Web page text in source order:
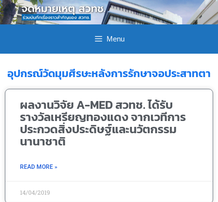
Menu
อุปกรณ์วัดมุมศีรษะหลังการรักษาจอประสาทตา
ผลงานวิจัย A-MED สวทช. ได้รับ
รางวัลเหรียญทองแดง จากเวทีการ
ประกวดสิ่งประดิษฐ์และนวัตกรรม
นานาชาติ
READ MORE »
14/04/2019